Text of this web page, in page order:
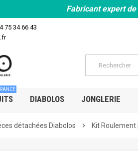
Fabricant expert
75 34 66 43
DIABOLOS JONGLERIE
détachées Diabolos chevron_right Kit Roulement